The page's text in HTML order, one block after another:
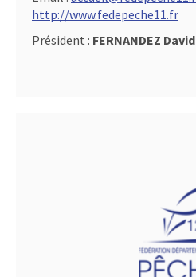
http://www.fedepeche11.fr
Président : FERNANDEZ David